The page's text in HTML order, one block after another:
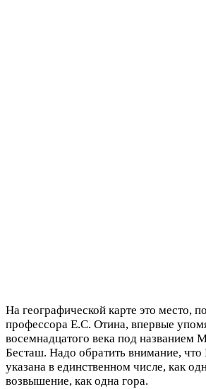
На географической карте это место,
профессора Е.С. Отина, впервые
восемнадцатого века под названием
Бесташ. Надо обратить внимание, что
указана в единственном числе, как
возвышение, как одна гора.